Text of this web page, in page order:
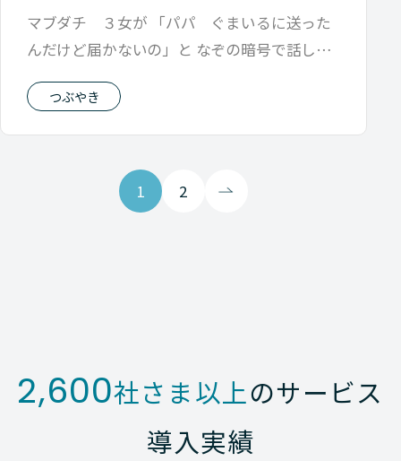
マブダチ ３女が 「パパ ぐまいるに送った
んだけど届かないの」と なぞの暗号で話しか
つぶやき
1 2
2,600社さま以上のサービス
導入実績